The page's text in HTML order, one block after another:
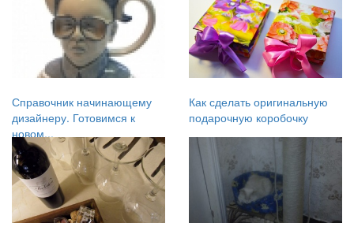
Справочник начинающему
дизайнеру. Готовимся к
новом...
Как сделать оригинальную
подарочную коробочку